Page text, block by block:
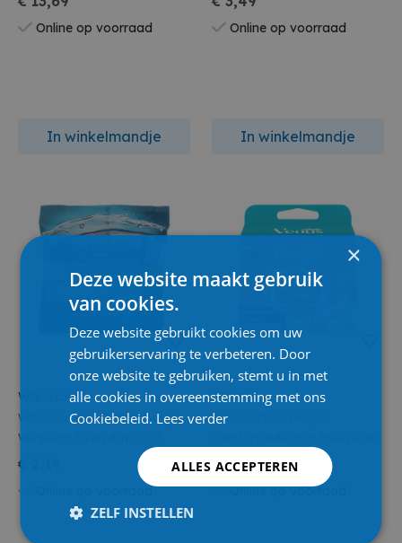
Online op voorraad
In winkelmandje
Online op voorraad
In winkelmandje
Wilkinson
Wilkinson Men Scheermesjes
Wegwerp Everyday 2 5st
€ 2,19
Online op voorraad
Gillette
Venus Scheermesjes
€ 15,59
Online op voorraad
×
Deze website maakt gebruik
van cookies.
Deze website gebruikt cookies om uw
gebruikerservaring te verbeteren. Door
onze website te gebruiken, stemt u in met
alle cookies in overeenstemming met ons
Cookiebeleid. Lees verder
ALLES ACCEPTEREN
ZELF INSTELLEN